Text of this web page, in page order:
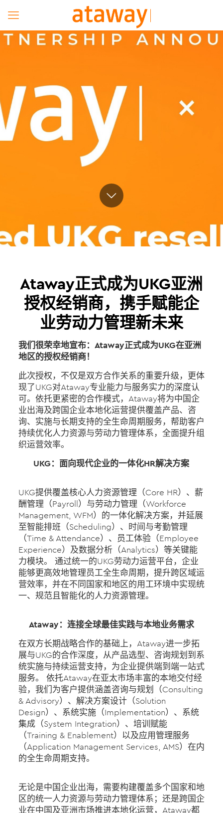
Ataway正式成为UKG亚洲
授权经销商，携手赋能企
业劳动力管理新未来
我们很荣幸地宣布：Ataway正式成为UKG在亚洲
地区的授权经销商！
此次授权，不仅是双方合作关系的重要升级，更体
现了UKG对Ataway专业能力与服务实力的深度认
可。依托更紧密的合作模式，Ataway将为中国企
业出海及跨国企业本地化运营提供覆盖产品、咨
询、实施与长期支持的全生命周期服务，帮助客户
持续优化人力资源与劳动力管理体系，全面提升组
织运营效率。
UKG：面向现代企业的一体化HR解决方案
UKG提供覆盖核心人力资源管理（Core HR）、薪
酬管理（Payroll）与劳动力管理（Workforce
Management, WFM）的一体化解决方案，并延展
至智能排班（Scheduling）、时间与考勤管理
（Time & Attendance）、员工体验（Employee
Experience）及数据分析（Analytics）等关键能
力模块。 通过统一的UKG劳动力运营平台，企业
能够更高效地管理员工全生命周期，提升跨区域运
营效率，并在不同国家和地区的用工环境中实现统
一、规范且智能化的人力资源管理。
Ataway：连接全球最佳实践与本地业务需求
在双方长期战略合作的基础上，Ataway进一步拓
展与UKG的合作深度，从产品选型、咨询规划到系
统实施与持续运营支持，为企业提供端到端一站式
服务。 依托Ataway在亚太市场丰富的本地交付经
验，我们为客户提供涵盖咨询与规划（Consulting
& Advisory）、解决方案设计（Solution
Design）、系统实施（Implementation）、系统
集成（System Integration）、培训赋能
（Training & Enablement）以及应用管理服务
（Application Management Services, AMS）在内
的全生命周期支持。
无论是中国企业出海，需要构建覆盖多个国家和地
区的统一人力资源与劳动力管理体系；还是跨国企
业在中国及亚洲市场推进本地化运营，Ataway都